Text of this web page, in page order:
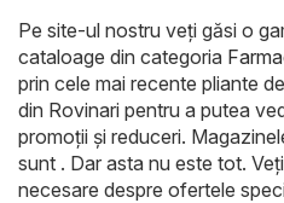
Pe site-ul nostru veți găsi o
cataloage din categoria
prin cele mai recente pliante
din Rovinari pentru a putea
promoții și reduceri.
sunt . Dar asta nu este tot.
necesare despre ofertele